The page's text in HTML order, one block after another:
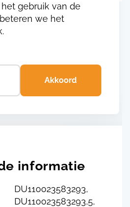
informatie
DU110023583293,
DU110023583293,5,
gebruik van de
we het
Akkoord